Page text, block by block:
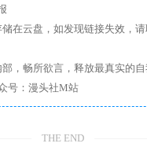
在云盘，如发现链接失效，
，畅所欲言，释放最真实的自
微信公众号：漫头社M站
THE END